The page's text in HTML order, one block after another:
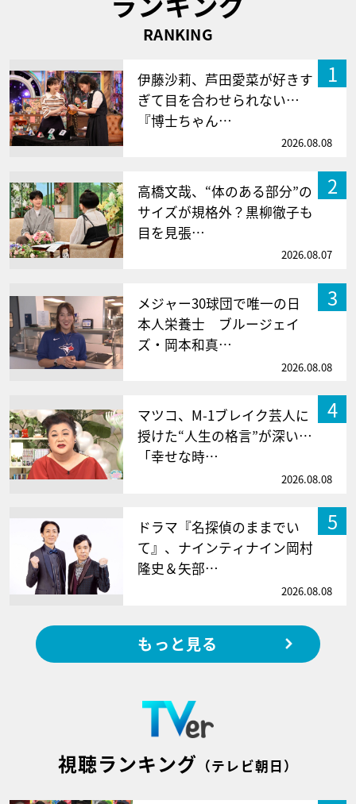
RANKING
1
伊藤沙莉、芦田愛菜が好きす
ぎて目を合わせられない…
『博士ちゃん…
2026.08.08
2
高橋文哉、“体のある部分”の
サイズが規格外？黒柳徹子も
目を見張…
2026.08.07
3
メジャー30球団で唯一の日
本人栄養士 ブルージェイ
ズ・岡本和真…
2026.08.08
4
マツコ、M-1ブレイク芸人に
授けた“人生の格言”が深い…
「幸せな時…
2026.08.08
5
ドラマ『名探偵のままでい
て』、ナインティナイン岡村
隆史＆矢部…
2026.08.08
もっと見る
視聴ランキング （テレビ朝日）